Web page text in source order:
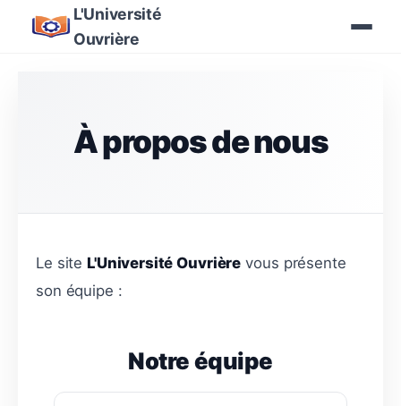
L'Université
Ouvrière
À propos de nous
Le site L'Université Ouvrière vous présente
son équipe :
Notre équipe